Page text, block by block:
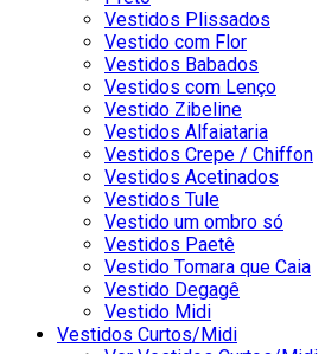
Vestidos Plissados
Vestido com Flor
Vestidos Babados
Vestidos com Lenço
Vestido Zibeline
Vestidos Alfaiataria
Vestidos Crepe / Chiffon
Vestidos Acetinados
Vestidos Tule
Vestido um ombro só
Vestidos Paetê
Vestido Tomara que Caia
Vestido Degagê
Vestido Midi
Vestidos Curtos/Midi